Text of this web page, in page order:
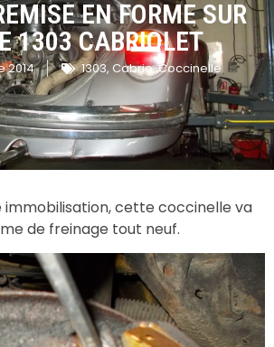
EN FORME SUR
1303 CABRIOLET
2014 1303, Cabrio,Coccinelle
immobilisation, cette coccinelle va
de freinage tout neuf.